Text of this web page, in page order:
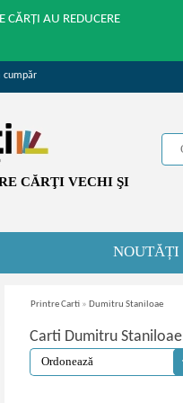
CĂRȚI AU REDUCERE
cumpăr
CĂRŢI VECHI ŞI
NOUTĂȚI
Printre Carti » Dumitru Staniloae
Carti Dumitru Staniloae